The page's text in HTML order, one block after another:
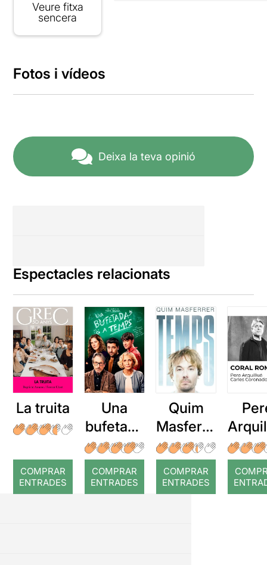
Veure fitxa
sencera
Fotos i vídeos
Deixa la teva opinió
Espectacles relacionats
La truita
COMPRAR
ENTRADES
Una
bufetada
a temps
COMPRAR
ENTRADES
Quim
Masferre
r: Temps
COMPRAR
ENTRADES
: